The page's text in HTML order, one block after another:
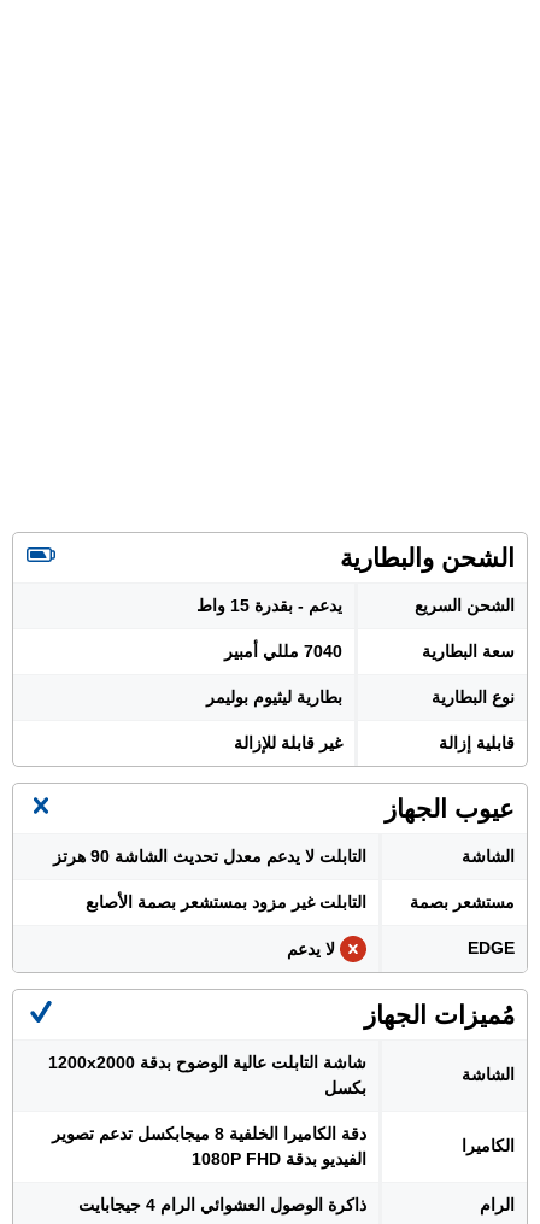
الشحن والبطارية
الشحن السريع يدعم - بقدرة 15 واط
سعة البطارية 7040 مللي أمبير
نوع البطارية بطارية ليثيوم بوليمر
قابلية إزالة غير قابلة للإزالة
عيوب الجهاز
الشاشة التابلت لا يدعم معدل تحديث الشاشة 90 هرتز
مستشعر بصمة التابلت غير مزود بمستشعر بصمة الأصابع
EDGE لا يدعم
مُميزات الجهاز
الشاشة
شاشة التابلت عالية الوضوح بدقة 1200x2000
بكسل
الكاميرا
دقة الكاميرا الخلفية 8 ميجابكسل تدعم تصوير
الفيديو بدقة 1080P FHD
الرام ذاكرة الوصول العشوائي الرام 4 جيجابايت